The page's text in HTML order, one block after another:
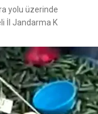
yolu üzerinde
İl Jandarma K